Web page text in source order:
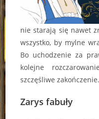
nie starają się nawet
wszystko, by mylne
Bo uchodzenie za
kolejne
szczęśliwe zakończenie.
Zarys fabuły